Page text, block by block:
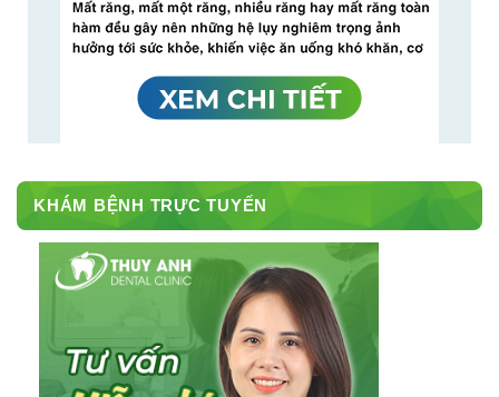
KHÁM BỆNH TRỰC TUYẾN